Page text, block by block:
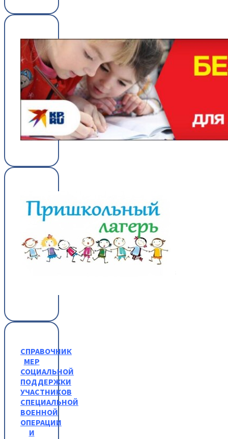
СПРАВОЧНИК
МЕР
СОЦИАЛЬНОЙ
ПОДДЕРЖКИ
УЧАСТНИКОВ
СПЕЦИАЛЬНОЙ
ВОЕННОЙ
ОПЕРАЦИИ
И